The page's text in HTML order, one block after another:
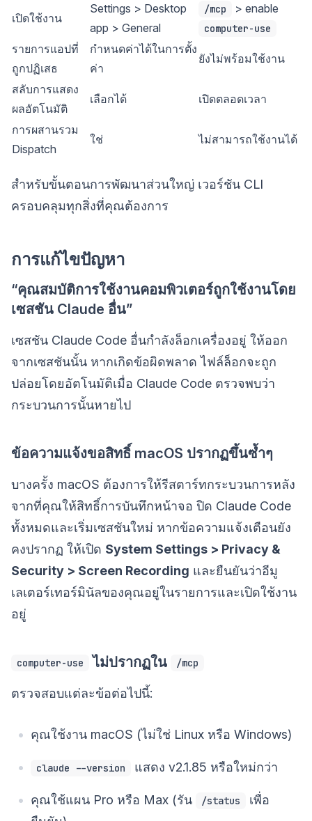
เปิดใช้งาน
Settings > Desktop
app > General
/mcp > enable
computer-use
รายการแอปที่
ถูกปฏิเสธ
กำหนดค่าได้ในการตั้ง
ค่า
ยังไม่พร้อมใช้งาน
สลับการแสดง
ผลอัตโนมัติ
เลือกได้ เปิดตลอดเวลา
การผสานรวม
Dispatch
ใช่ ไม่สามารถใช้งานได้
สำหรับขั้นตอนการพัฒนาส่วนใหญ่ เวอร์ชัน CLI
ครอบคลุมทุกสิ่งที่คุณต้องการ
การแก้ไขปัญหา
“คุณสมบัติการใช้งานคอมพิวเตอร์ถูกใช้งานโดย
เซสชัน Claude อื่น”
เซสชัน Claude Code อื่นกำลังล็อกเครื่องอยู่ ให้ออก
จากเซสชันนั้น หากเกิดข้อผิดพลาด ไฟล์ล็อกจะถูก
ปล่อยโดยอัตโนมัติเมื่อ Claude Code ตรวจพบว่า
กระบวนการนั้นหายไป
ข้อความแจ้งขอสิทธิ์ macOS ปรากฏขึ้นซ้ำๆ
บางครั้ง macOS ต้องการให้รีสตาร์ทกระบวนการหลัง
จากที่คุณให้สิทธิ์การบันทึกหน้าจอ ปิด Claude Code
ทั้งหมดและเริ่มเซสชันใหม่ หากข้อความแจ้งเตือนยัง
คงปรากฏ ให้เปิด System Settings > Privacy &
Security > Screen Recording และยืนยันว่าอีมู
เลเตอร์เทอร์มินัลของคุณอยู่ในรายการและเปิดใช้งาน
อยู่
computer-use ไม่ปรากฏใน /mcp
ตรวจสอบแต่ละข้อต่อไปนี้:
คุณใช้งาน macOS (ไม่ใช่ Linux หรือ Windows)
claude --version แสดง v2.1.85 หรือใหม่กว่า
คุณใช้แผน Pro หรือ Max (รัน /status
เพื่อ